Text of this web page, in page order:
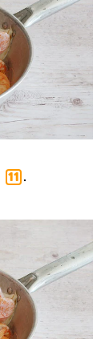
11 .